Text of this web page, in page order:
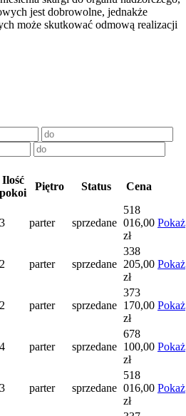
jest dobrowolne, jednakże
może skutkować odmową realizacji
Ilość
pokoi
Piętro Status Cena
3 parter sprzedane
518
016,00
zł
Pokaż
2 parter sprzedane
338
205,00
zł
Pokaż
2 parter sprzedane
373
170,00
zł
Pokaż
4 parter sprzedane
678
100,00
zł
Pokaż
3 parter sprzedane
518
016,00
zł
Pokaż